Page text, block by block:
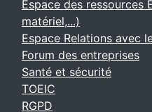
Espace des ressources
matériel,...)
Espace Relations avec
Forum des entreprises
Santé et sécurité
TOEIC
RGPD